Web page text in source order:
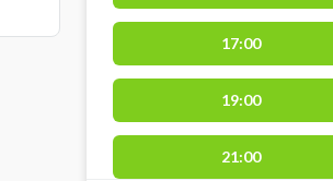
17:00
19:00
21:00